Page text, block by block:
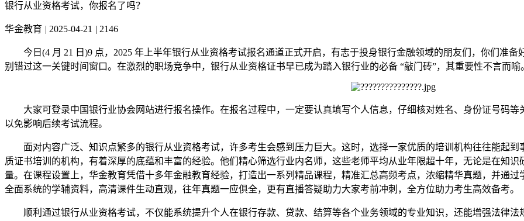
银行从业资格考试，你报名了吗？
华金教育 | 2025-04-21 | 2146
今日(4 月 21 日)9 点，2025 年上半年银行从业资格考试报名通道正式开启，有志于投身银行金融领域的朋友们，你们准备
别错过这一关键时间窗口。在激烈的职场竞争中，银行从业资格证书早已成为踏入银行业的必备 “敲门砖”，其重要性不言而喻
大家可登录中国银行业协会网站进行报名操作。在报名过程中，一定要认真填写个人信息，仔细核对姓名、身份证号码等
以免影响后续考试流程。
面对内容广泛、知识点繁多的银行从业资格考试，许多考生会感到压力巨大。这时，选择一家优质的培训机构往往能起到
质证书培训的机构，有着深厚的底蕴和丰富的经验。他们精心筛选行业内名师，这些老师平均从业年限超十年，无论是在知
量。在课程设置上，华金教育凭借十多年金融教育经验，打造出一系列精品课程，精准汇总高频考点，浓缩精华真题，并通
全面系统的学辅资料，高清课件生动直观，往年真题一应俱全，更有直播答疑助力大家考前冲刺，全方位助力考生高效备考。
顺利通过银行从业资格考试，不仅能系统提升个人在银行存款、贷款、结算等各个业务领域的专业知识，还能增强法律法